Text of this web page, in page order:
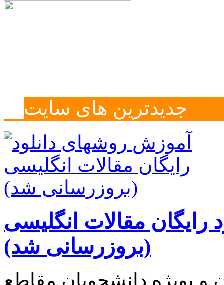
جدیدترین های سایت
مقالات انگلیسی
(بروزرسانی شد)
و بویژه دانشجویان مقاطع